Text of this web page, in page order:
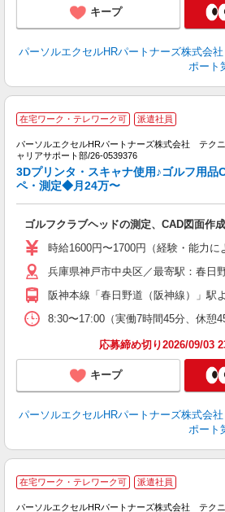
キープ
パーソルエクセルHRパートナーズ株式会
ポート
在宅ワーク・テレワーク可 派遣社員
パーソルエクセルHRパートナーズ株式会社 テク
ャリアサポート部/26-0539376
3Dプリンタ・スキャナ使用♪ゴルフ用品
ペ・測定◆月24万〜
ゴルフクラブヘッドの測定、CAD図面作成
時給1600円〜1700円（経験・能力に
兵庫県神戸市中央区／最寄駅：春日
阪神本線「春日野道（阪神線）」駅
8:30〜17:00（実働7時間45分、休
応募締め切り2026/09/03
キープ
パーソルエクセルHRパートナーズ株式会
ポート
在宅ワーク・テレワーク可 派遣社員
パーソルエクセルHRパートナーズ株式会社 テク